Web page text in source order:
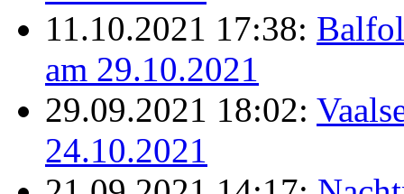
11.10.2021 17:38:
am 29.10.2021
29.09.2021 18:02:
24.10.2021